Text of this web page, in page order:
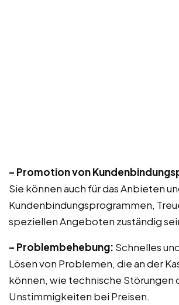
– Promotion von
Sie können auch für das Anbieten
Kundenbindungsprogrammen,
speziellen Angeboten zuständig
– Problembehebung: Schnelles
Lösen von Problemen, die an der
können, wie technische Störungen
Unstimmigkeiten bei Preisen.